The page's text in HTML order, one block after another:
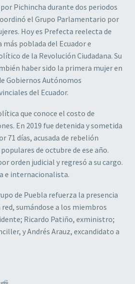
Pichincha durante dos periodos
el Grupo Parlamentario por
Hoy es Prefecta reelecta de
poblada del Ecuador e
de la Revolución Ciudadana. Su
haber sido la primera mujer en
Gobiernos Autónomos
del Ecuador.
que conoce el costo de
En 2019 fue detenida y sometida
71 días, acusada de rebelión
de octubre de ese año.
orden judicial y regresó a su cargo.
e internacionalista.
de Puebla refuerza la presencia
sumándose a los miembros
Ricardo Patiño, exministro;
y Andrés Arauz, excandidato a